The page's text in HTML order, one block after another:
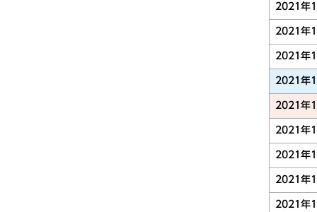
2021年
2021年
2021年
2021年
2021年
2021年
2021年
2021年
2021年